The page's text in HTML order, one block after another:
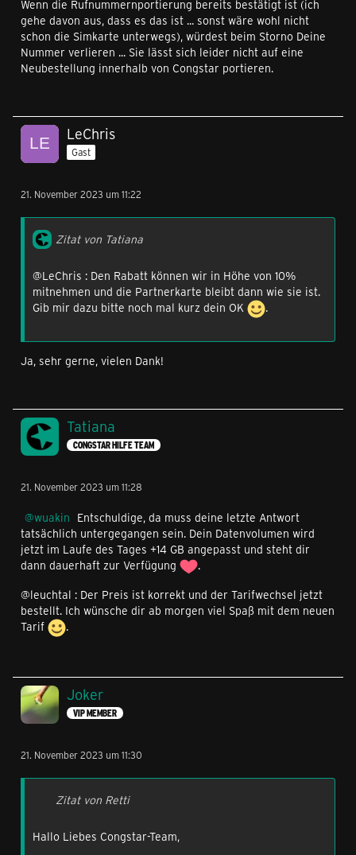
wir schon oft erwähnt, kann kein neuer CB Code genutzt
werden, wir können bei einem Wechsel in das BF
Angebot aber einen gedeckelten 10% Rabatt gewähren
für Kund*innen die aktuell einen CB Rabatt inkludiert
Hallo @7om7om82 ,
offensichtlich hast du bereits die Hotline bemüht, dein
Infos dazu per Mail.
für den Allnet Flat S mit GB+ gibt es keinen Black Friday
Deal. Du meinst wohl den Allnet Flat S Extra mit GB+?
Bestätige das bitte, dann können wir den Wechsel
vornehmen. Deinen CB Code können wir nicht 1 zu 1
Hey
danja983 ,
den 10% Rabatt bekommen nur Kund*innen die zuvor
einen aktiven Rabatt in ihrem Vertrag hatten, das war
bei dir nicht der Fall. Wir hätten dir eine Aufwertung
einstellen können, dann wäre der Preis bei 20,00€
GB+ Option bekommen, da bekommst du jedes Jahr 5 GB
Hallo bdressler69
was meinst du genau, beide Verträge wurden doch
aufgewertet? Von welchem Angebot sprichst du?
Hallo @Olsches ,
ich habe dir den gewünschten Wechsel mit 10% Rabatt
Hey @PackPack ,
dein CB Rabatt würde mit dem gewünschten Wechsel auf
du damit einverstanden?
Wenn die Rufnummernportierung bereits bestätigt ist (ich
gehe davon aus, dass es das ist ... sonst wäre wohl nicht
schon die Simkarte unterwegs), würdest beim Storno Deine
Nummer verlieren ... Sie lässt sich leider nicht auf eine
Neubestellung innerhalb von Congstar portieren.
LeChris
Gast
21. November 2023 um 11:22
Zitat von Tatiana
@LeChris : Den Rabatt können wir in Höhe von 10%
mitnehmen und die Partnerkarte bleibt dann wie sie ist.
Gib mir dazu bitte noch mal kurz dein OK
.
Ja, sehr gerne, vielen Dank!
Tatiana
CONGSTAR HILFE TEAM
21. November 2023 um 11:28
wuakin Entschuldige, da muss deine letzte Antwort
tatsächlich untergegangen sein. Dein Datenvolumen wird
jetzt im Laufe des Tages +14 GB angepasst und steht dir
dann dauerhaft zur Verfügung
.
@leuchtal : Der Preis ist korrekt und der Tarifwechsel jetzt
bestellt. Ich wünsche dir ab morgen viel Spaß mit dem neuen
Tarif
.
Joker
VIP MEMBER
21. November 2023 um 11:30
Zitat von Retti
Hallo Liebes Congstar-Team,